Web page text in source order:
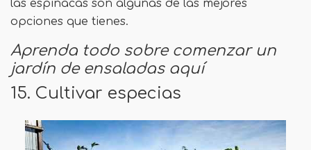
las espinacas son algunas de las mejores
opciones que tienes.
Aprenda todo sobre comenzar un
jardín de ensaladas aquí
15. Cultivar especias